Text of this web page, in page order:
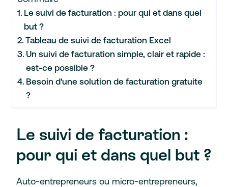
Le suivi de facturation : pour qui et dans quel
but ?
Tableau de suivi de facturation Excel
Un suivi de facturation simple, clair et rapide :
est-ce possible ?
Besoin d'une solution de facturation gratuite
?
Le suivi de facturation :
pour qui et dans quel but ?
Auto-entrepreneurs ou micro-entrepreneurs,